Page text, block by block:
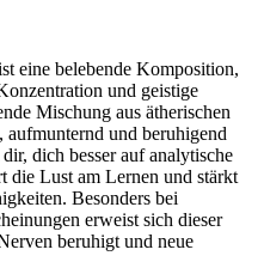
eine belebende Komposition,
und geistige
Mischung aus ätherischen
und beruhigend
dich besser auf analytische
die Lust am Lernen und stärkt
Besonders bei
erweist sich dieser
beruhigt und neue